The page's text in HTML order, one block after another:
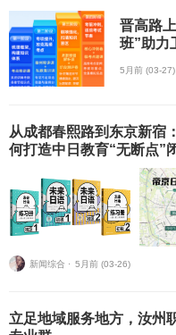
晋高路
班”助力
5月前 (03-27)
从成都春熙路到东京新宿
何打造中日教育“无断点”
新闻综合 ⋅ 5月前 (03-26)
立足地域服务地方，汝州